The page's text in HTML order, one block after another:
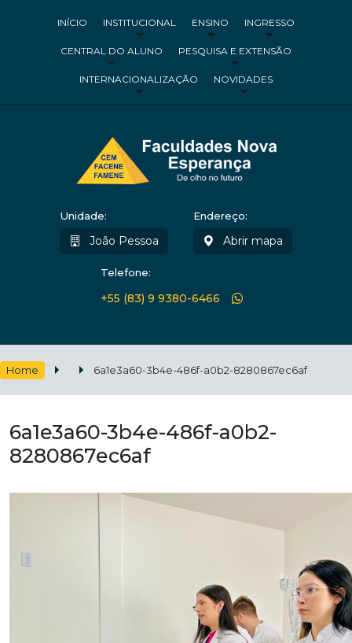
INÍCIO INSTITUCIONAL ENSINO INGRESSO
CENTRAL DO ALUNO PESQUISA E EXTENSÃO
INTERNACIONALIZAÇÃO NOVIDADES
Unidade:
João Pessoa
Endereço:
Abrir mapa
Telefone:
+55 (83) 9 9380-6466
Home 6a1e3a60-3b4e-486f-a0b2-8280867ec6af
6a1e3a60-3b4e-486f-a0b2-
8280867ec6af